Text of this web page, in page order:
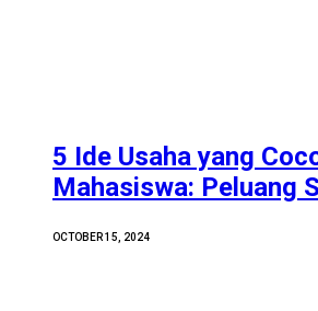
5 Ide Usaha yang
Mahasiswa: Peluang
OCTOBER 15, 2024